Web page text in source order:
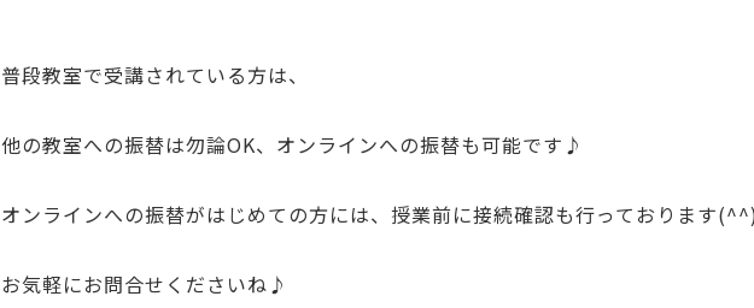
普段教室で受講されている方は、
他の教室への振替は勿論OK、オンラインへの振替も可能です♪
オンラインへの振替がはじめての方には、授業前に接続確認も行っております
お気軽にお問合せくださいね♪